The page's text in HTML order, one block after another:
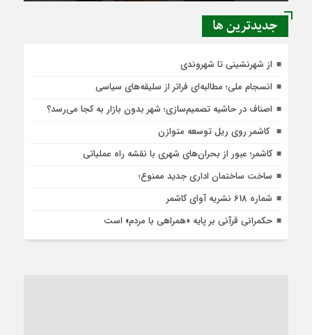
جديدترين ها
از شهرنشینی تا شهروندی
انسجام ملی؛ مطالبه‌ای فراتر از سلیقه‌های سیاسی
اصناف در حاشیه تصمیم‌سازی؛ شهر بدون بازار به کجا می‌رسد؟
کاشمر روی ریل توسعه متوازن
کاشمر؛ عبور از بحران‌های شهری با نقشه راه عملیاتی
ساخت ساختمان اداری جدید ممنوع؛
شماره 618 نشریه آوای کاشمر
حکمرانی قرآنی بر پایه «همراهی با مردم» است